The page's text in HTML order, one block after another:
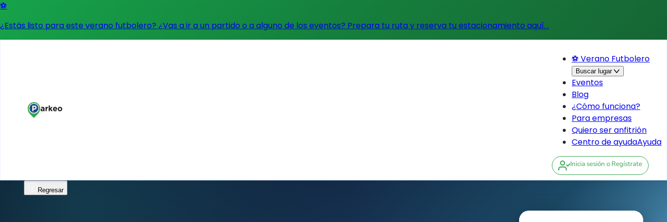
⚽
¿Estás listo para este verano futbolero? ¿Vas a ir a un partido o a alguno de los eventos? Prepara tu ruta y reserva tu estacionamiento aquí. .
⚽ Verano Futbolero
Buscar lugar
Eventos
Blog
¿Cómo funciona?
Para empresas
Quiero ser anfitrión
Centro de ayudaAyuda
Inicia sesión o Regístrate
Regresar